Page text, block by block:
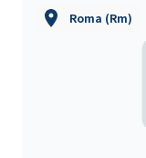
Roma (Rm)